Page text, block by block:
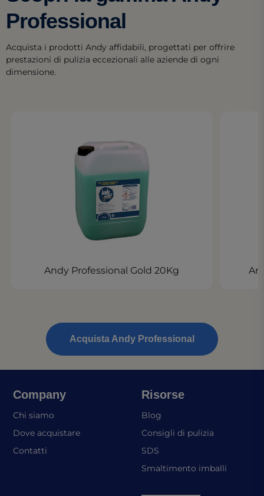
Professional
Acquista i prodotti Andy affidabili, progettati per offrire
prestazioni di pulizia eccezionali alle aziende di ogni
dimensione.
Andy Professional Gold 20Kg
Acquista Andy Professional
Company
Chi siamo
Dove acquistare
Contatti
Risorse
Blog
Consigli di pulizia
SDS
Smaltimento imballi